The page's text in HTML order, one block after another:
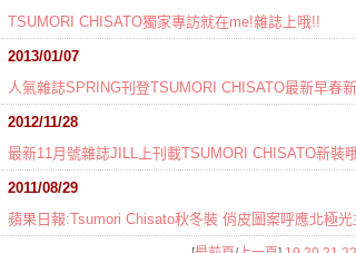
TSUMORI CHISATO獨家專訪就在me!雜誌上哦!!
2013/01/07
人氣雜誌SPRING刊登TSUMORI CHISATO最新早春
2012/11/28
最新11月號雜誌JILL上刊載TSUMORI CHISATO新裝
2011/08/29
蘋果日報:Tsumori Chisato秋冬裝 俏皮圖案呼應北極光